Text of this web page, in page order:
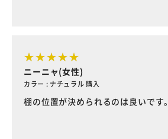
ニーニャ(女性)
カラー : ナチュラル 購入
棚の位置が決められるのは良いです。